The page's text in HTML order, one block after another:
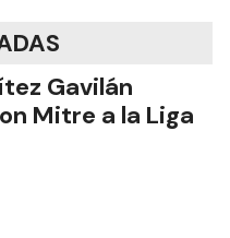
Gavilán
Mitre a la Liga